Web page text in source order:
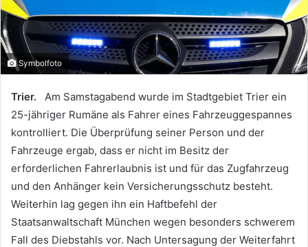
Symbolfoto
Trier. Am Samstagabend wurde im Stadtgebiet Trier ein
25-jähriger Rumäne als Fahrer eines Fahrzeuggespannes
kontrolliert. Die Überprüfung seiner Person und der
Fahrzeuge ergab, dass er nicht im Besitz der
erforderlichen Fahrerlaubnis ist und für das Zugfahrzeug
und den Anhänger kein Versicherungsschutz besteht.
Weiterhin lag gegen ihn ein Haftbefehl der
Staatsanwaltschaft München wegen besonders schwerem
Fall des Diebstahls vor. Nach Untersagung der Weiterfahrt